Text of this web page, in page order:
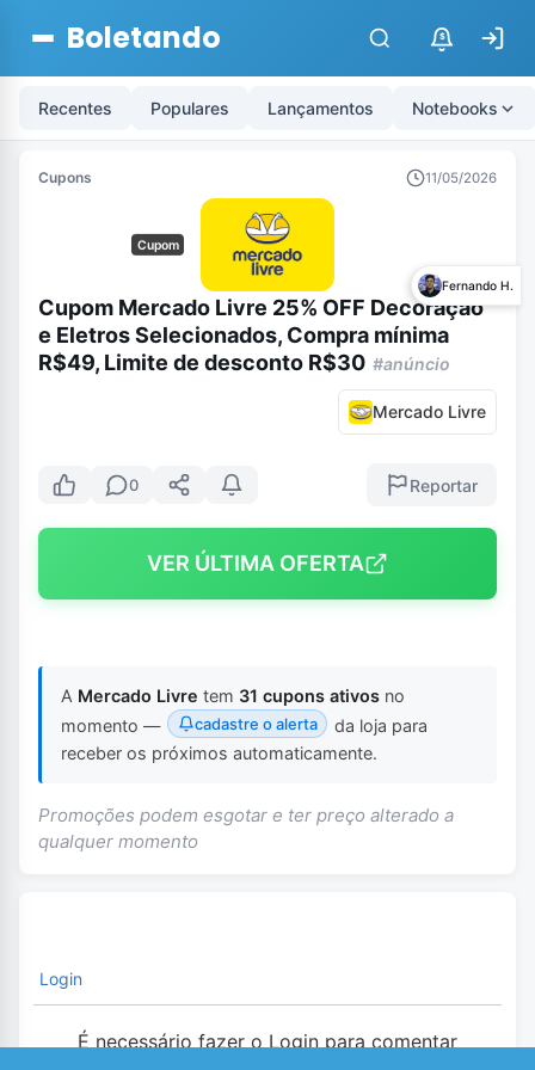
Boletando $
Recentes Populares Lançamentos Notebooks
Cupons 11/05/2026
Cupom
Fernando H.
Cupom Mercado Livre 25% OFF Decoração
e Eletros Selecionados, Compra mínima
R$49, Limite de desconto R$30 #anúncio
Mercado Livre
0 Reportar
VER ÚLTIMA OFERTA
A Mercado Livre tem 31 cupons ativos no
momento —
cadastre o alerta
da loja para
receber os próximos automaticamente.
Promoções podem esgotar e ter preço alterado a
qualquer momento
Login
É necessário fazer o Login para comentar